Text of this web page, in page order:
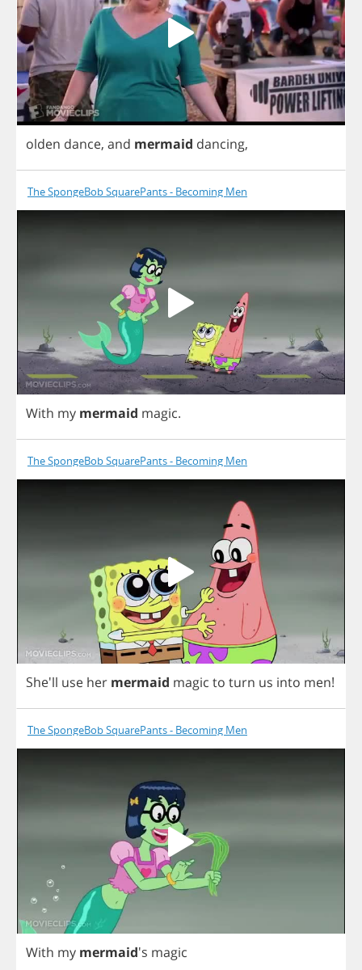
olden dance, and mermaid dancing,
The SpongeBob SquarePants - Becoming Men
With my mermaid magic.
The SpongeBob SquarePants - Becoming Men
She'll use her mermaid magic to turn us into men!
The SpongeBob SquarePants - Becoming Men
With my mermaid's magic